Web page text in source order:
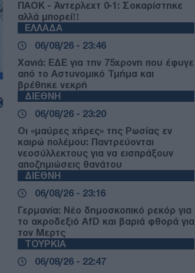
ΠΑΟΚ - Άντερλεχτ 0-1: Σοκαρίστηκε
αλλά μπορεί!!
ΕΛΛΑΔΑ
06/08/26 - 23:46
Χανιά: ΕΔΕ για την 75χρονη που έφυγε
από το Αστυνομικό Τμήμα και
βρέθηκε νεκρή
ΔΙΕΘΝΗ
06/08/26 - 23:20
Οι «μαύρες χήρες» της Ρωσίας εν
καιρώ πολέμου: Παντρεύονται
νεοσύλλεκτους για να εισπράξουν
αποζημιώσεις θανάτου
ΔΙΕΘΝΗ
06/08/26 - 23:16
Γερμανία: Νέο δημοσκοπικό ρεκόρ για
το ακροδεξιό AfD και βαριά φθορά για
τον Μερτς
ΤΟΥΡΚΙΑ
06/08/26 - 22:47